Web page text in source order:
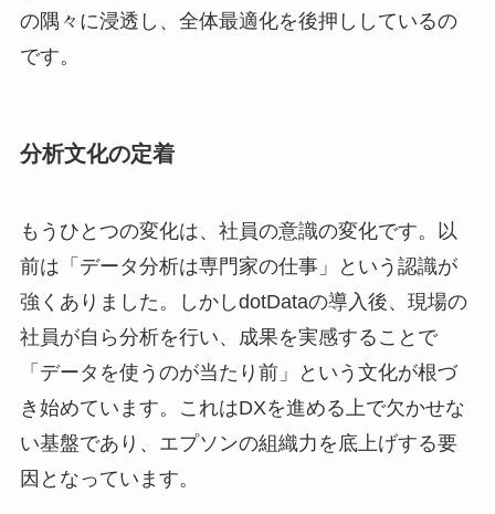
の隅々に浸透し、全体最適化を後押ししているの
です。
分析文化の定着
もうひとつの変化は、社員の意識の変化です。以
前は「データ分析は専門家の仕事」という認識が
強くありました。しかしdotDataの導入後、現場の
社員が自ら分析を行い、成果を実感することで
「データを使うのが当たり前」という文化が根づ
き始めています。これはDXを進める上で欠かせな
い基盤であり、エプソンの組織力を底上げする要
因となっています。